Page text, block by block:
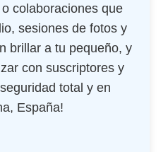
colaboraciones que
sesiones de fotos y
brillar a tu pequeño, y
con suscriptores y
total y en
España!